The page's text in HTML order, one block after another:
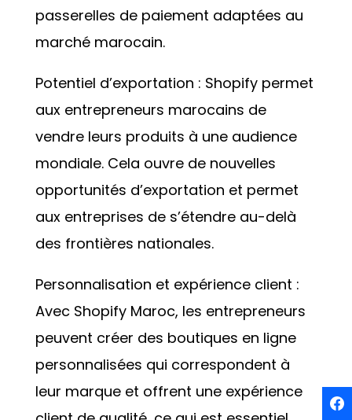
passerelles de paiement adaptées au
marché marocain.
Potentiel d’exportation : Shopify permet
aux entrepreneurs marocains de
vendre leurs produits à une audience
mondiale. Cela ouvre de nouvelles
opportunités d’exportation et permet
aux entreprises de s’étendre au-delà
des frontières nationales.
Personnalisation et expérience client :
Avec Shopify Maroc, les entrepreneurs
peuvent créer des boutiques en ligne
personnalisées qui correspondent à
leur marque et offrent une expérience